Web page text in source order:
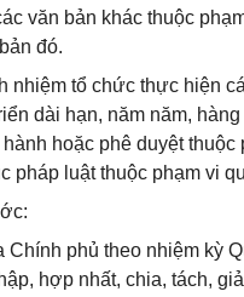
văn bản khác thuộc
đó.
nhiệm tổ chức thực hiện
dài hạn, năm năm,
hoặc phê duyệt
pháp luật thuộc phạm vi
phủ theo nhiệm kỳ
hợp nhất, chia, tách,